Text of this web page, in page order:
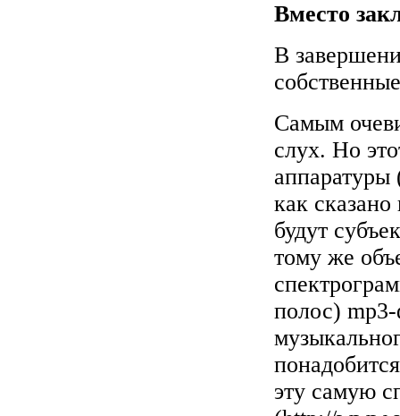
Вместо
В
Самым
слух. Но
как
будут
тому же
полос)
эту самую